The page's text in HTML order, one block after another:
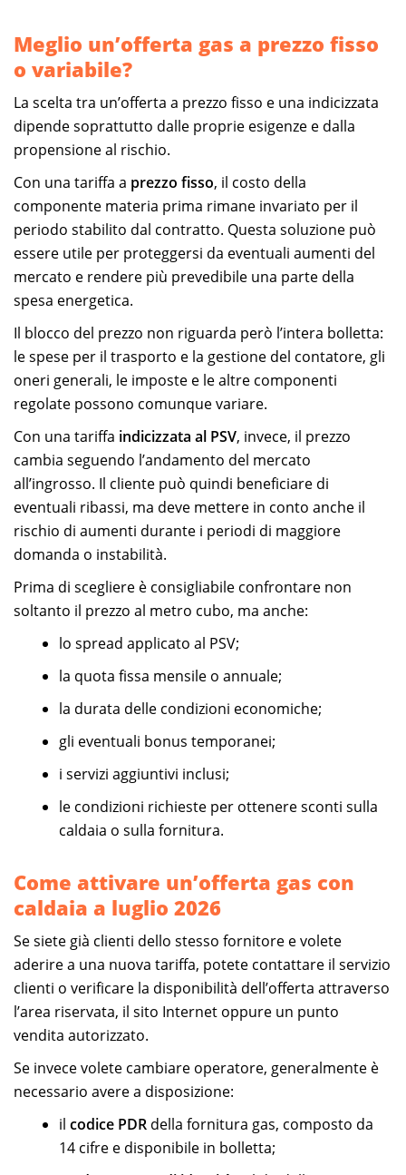
Meglio un’offerta gas a prezzo fisso
o variabile?
La scelta tra un’offerta a prezzo fisso e una indicizzata
dipende soprattutto dalle proprie esigenze e dalla
propensione al rischio.
Con una tariffa a prezzo fisso, il costo della
componente materia prima rimane invariato per il
periodo stabilito dal contratto. Questa soluzione può
essere utile per proteggersi da eventuali aumenti del
mercato e rendere più prevedibile una parte della
spesa energetica.
Il blocco del prezzo non riguarda però l’intera bolletta:
le spese per il trasporto e la gestione del contatore, gli
oneri generali, le imposte e le altre componenti
regolate possono comunque variare.
Con una tariffa indicizzata al PSV, invece, il prezzo
cambia seguendo l’andamento del mercato
all’ingrosso. Il cliente può quindi beneficiare di
eventuali ribassi, ma deve mettere in conto anche il
rischio di aumenti durante i periodi di maggiore
domanda o instabilità.
Prima di scegliere è consigliabile confrontare non
soltanto il prezzo al metro cubo, ma anche:
lo spread applicato al PSV;
la quota fissa mensile o annuale;
la durata delle condizioni economiche;
gli eventuali bonus temporanei;
i servizi aggiuntivi inclusi;
le condizioni richieste per ottenere sconti sulla
caldaia o sulla fornitura.
Come attivare un’offerta gas con
caldaia a luglio 2026
Se siete già clienti dello stesso fornitore e volete
aderire a una nuova tariffa, potete contattare il servizio
clienti o verificare la disponibilità dell’offerta attraverso
l’area riservata, il sito Internet oppure un punto
vendita autorizzato.
Se invece volete cambiare operatore, generalmente è
necessario avere a disposizione:
il codice PDR della fornitura gas, composto da
14 cifre e disponibile in bolletta;